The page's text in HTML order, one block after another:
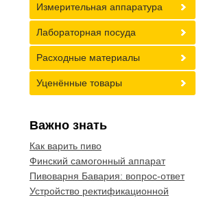
Измерительная аппаратура
Лабораторная посуда
Расходные материалы
Уценённые товары
Важно знать
Как варить пиво
Финский самогонный аппарат
Пивоварня Бавария: вопрос-ответ
Устройство ректификационной